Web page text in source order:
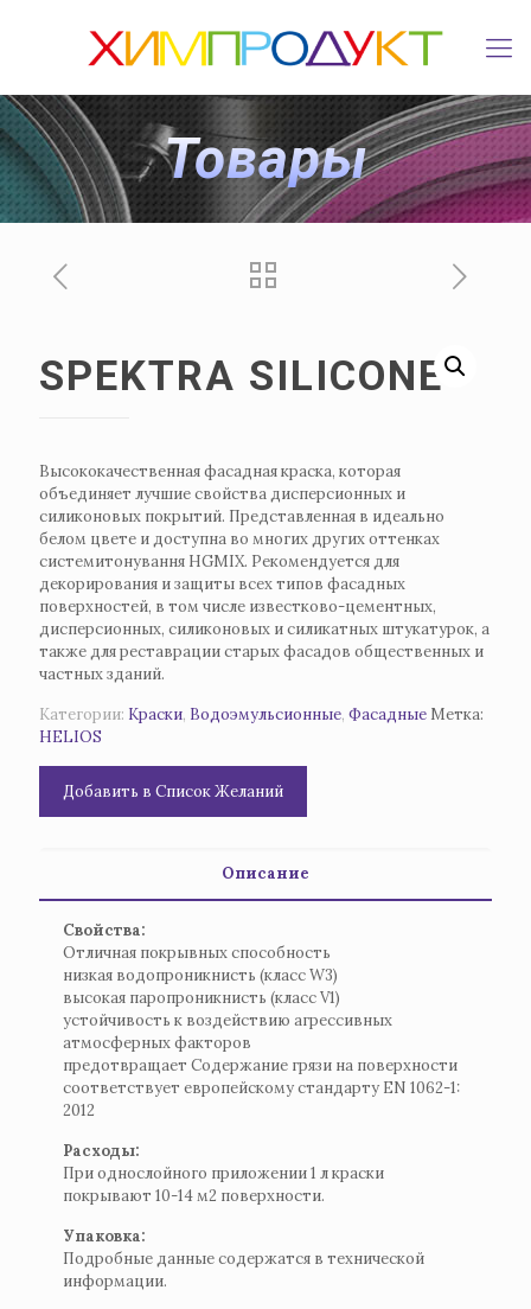
Товары
SPEKTRA SILICONE
Высококачественная фасадная краска, которая
объединяет лучшие свойства дисперсионных и
силиконовых покрытий. Представленная в идеально
белом цвете и доступна во многих других оттенках
системитонування HGMIX. Рекомендуется для
декорирования и защиты всех типов фасадных
поверхностей, в том числе известково-цементных,
дисперсионных, силиконовых и силикатных штукатурок, а
также для реставрации старых фасадов общественных и
частных зданий.
Категории: Краски, Водоэмульсионные, Фасадные Метка:
HELIOS
Добавить в Список Желаний
Описание
Свойства:
Отличная покрывных способность
низкая водопроникнисть (класс W3)
высокая паропроникнисть (класс V1)
устойчивость к воздействию агрессивных
атмосферных факторов
предотвращает Содержание грязи на поверхности
соответствует европейскому стандарту EN 1062-1:
2012
Расходы:
При однослойного приложении 1 л краски
покрывают 10-14 м2 поверхности.
Упаковка:
Подробные данные содержатся в технической
информации.